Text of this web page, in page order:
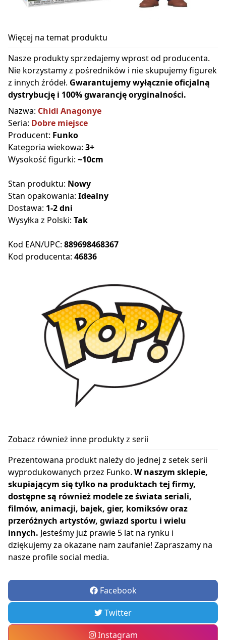
Więcej na temat produktu
Nasze produkty sprzedajemy wprost od producenta.
Nie korzystamy z pośredników i nie skupujemy figurek
z innych źródeł. Gwarantujemy wyłącznie oficjalną
dystrybucję i 100% gwarancję oryginalności.
Nazwa: Chidi Anagonye
Seria: Dobre miejsce
Producent: Funko
Kategoria wiekowa: 3+
Wysokość figurki: ~10cm
Stan produktu: Nowy
Stan opakowania: Idealny
Dostawa: 1-2 dni
Wysyłka z Polski: Tak
Kod EAN/UPC: 889698468367
Kod producenta: 46836
Zobacz również inne produkty z serii
Prezentowana produkt należy do jednej z setek serii
wyprodukowanych przez Funko. W naszym sklepie,
skupiającym się tylko na produktach tej firmy,
dostępne są również modele ze świata seriali,
filmów, animacji, bajek, gier, komiksów oraz
przeróżnych artystów, gwiazd sportu i wielu
innych. Jesteśmy już prawie 5 lat na rynku i
dziękujemy za okazane nam zaufanie! Zapraszamy na
nasze profile social media.
Facebook
Twitter
Instagram